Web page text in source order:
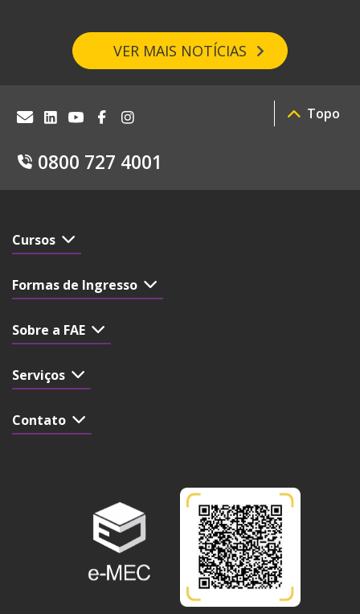
VER MAIS NOTÍCIAS
0800 727 4001
Topo
Cursos
Formas de Ingresso
Sobre a FAE
Serviços
Contato